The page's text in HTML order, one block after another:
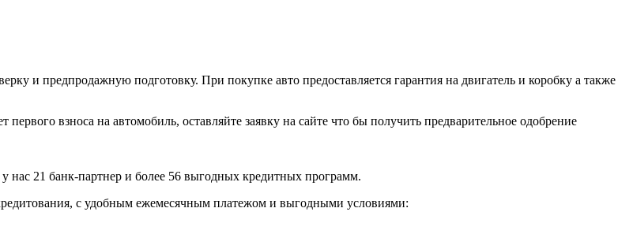
и предпродажную подготовку. При покупке авто предоставляется гарантия на двигатель и коробку а также
взноса на автомобиль, оставляйте заявку на сайте что бы получить предварительное одобрение
21 банк-партнер и более 56 выгодных кредитных программ.
с удобным ежемесячным платежом и выгодными условиями: